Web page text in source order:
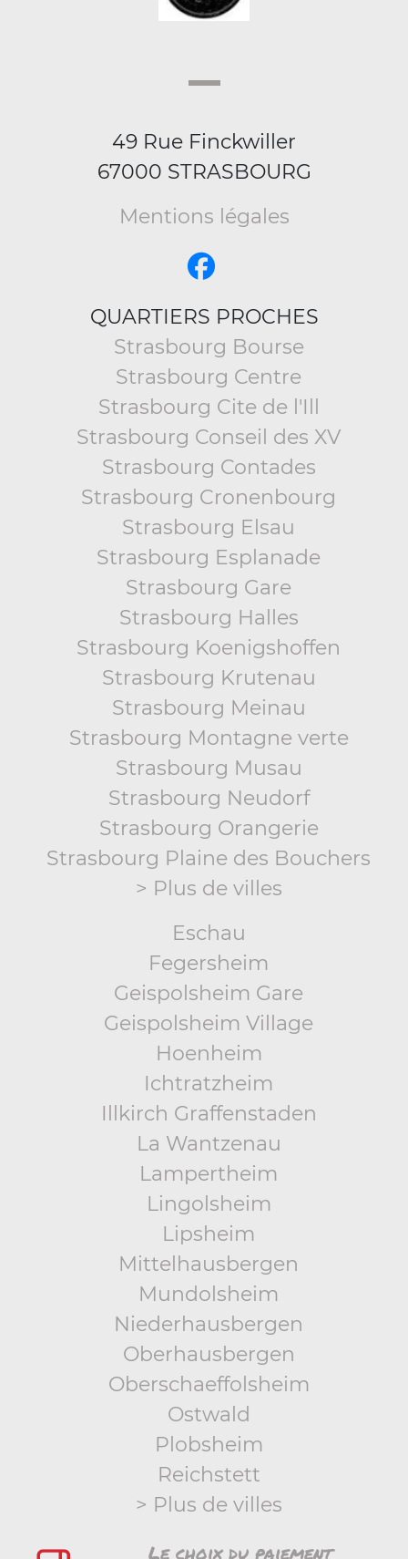
49 Rue Finckwiller
67000 STRASBOURG
Mentions légales
QUARTIERS PROCHES
Strasbourg Bourse
Strasbourg Centre
Strasbourg Cite de l'Ill
Strasbourg Conseil des XV
Strasbourg Contades
Strasbourg Cronenbourg
Strasbourg Elsau
Strasbourg Esplanade
Strasbourg Gare
Strasbourg Halles
Strasbourg Koenigshoffen
Strasbourg Krutenau
Strasbourg Meinau
Strasbourg Montagne verte
Strasbourg Musau
Strasbourg Neudorf
Strasbourg Orangerie
Strasbourg Plaine des Bouchers
> Plus de villes
Eschau
Fegersheim
Geispolsheim Gare
Geispolsheim Village
Hoenheim
Ichtratzheim
Illkirch Graffenstaden
La Wantzenau
Lampertheim
Lingolsheim
Lipsheim
Mittelhausbergen
Mundolsheim
Niederhausbergen
Oberhausbergen
Oberschaeffolsheim
Ostwald
Plobsheim
Reichstett
> Plus de villes
Le choix du paiement